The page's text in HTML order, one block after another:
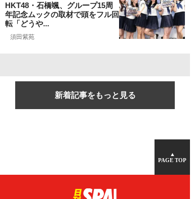
HKT48・石橋颯、グループ15周
年記念ムックの取材で頭をフル回
転「どうや...
須田紫苑
新着記事をもっと見る
▲
PAGE TOP